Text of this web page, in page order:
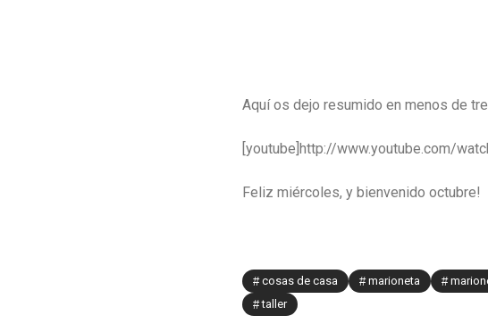
Aquí os dejo resumido en menos de
[youtube]http://www.youtube.com/
Feliz miércoles, y bienvenido octubre!
cosas de casa marioneta
taller